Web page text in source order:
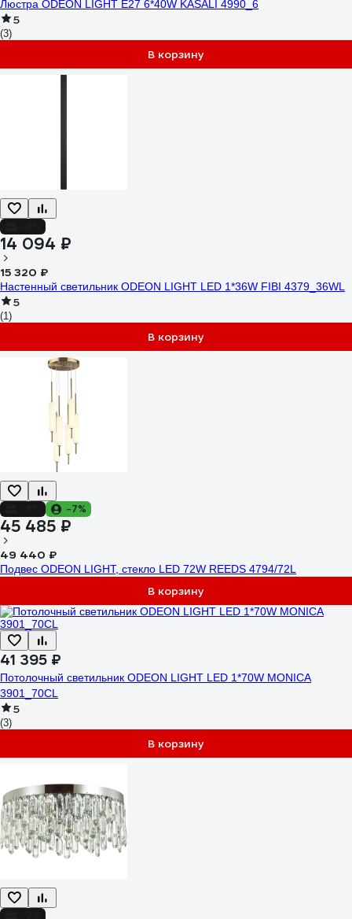
Люстра ODEON LIGHT E27 6*40W KASALI 4990_6
5
(3)
В корзину
14 094 ₽
15 320 ₽
Настенный светильник ODEON LIGHT LED 1*36W FIBI 4379_36WL
5
(1)
В корзину
-7%
45 485 ₽
49 440 ₽
Подвес ODEON LIGHT, стекло LED 72W REEDS 4794/72L
В корзину
41 395 ₽
Потолочный светильник ODEON LIGHT LED 1*70W MONICA
3901_70CL
5
(3)
В корзину